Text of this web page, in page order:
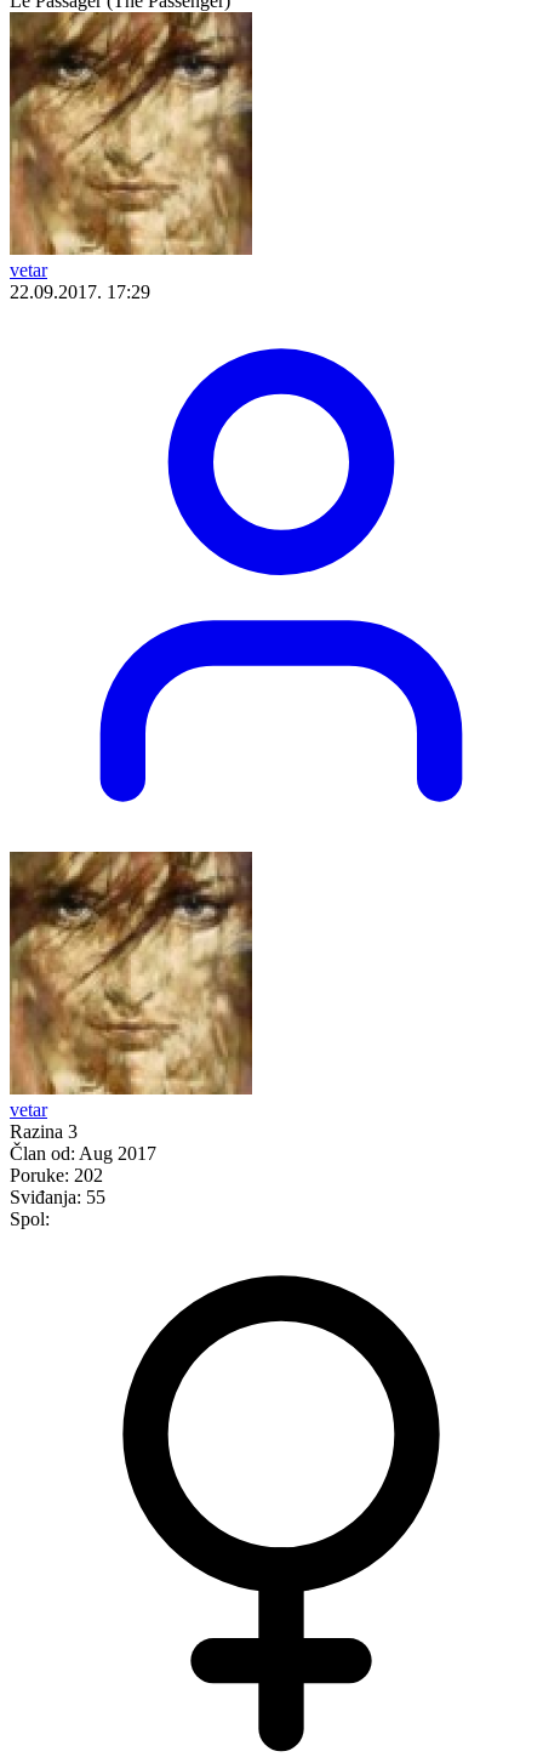
vetar
22.09.2017. 17:29
vetar
Razina 3
Član od: Aug 2017
Poruke: 202
Sviđanja: 55
Spol: